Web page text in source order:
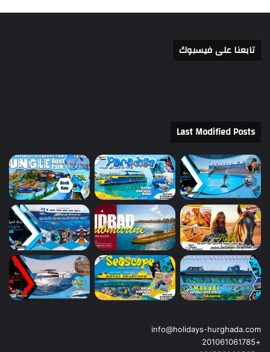
تابعنا على فيسبوك
Last Modified Posts
info@holidays-hurghada.com
+201061061785